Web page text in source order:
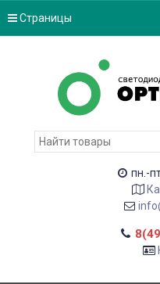
Страницы
пн.-